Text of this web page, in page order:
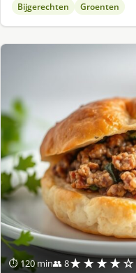
Bijgerechten Groenten
⏱ 120 min👥 8★★★★☆